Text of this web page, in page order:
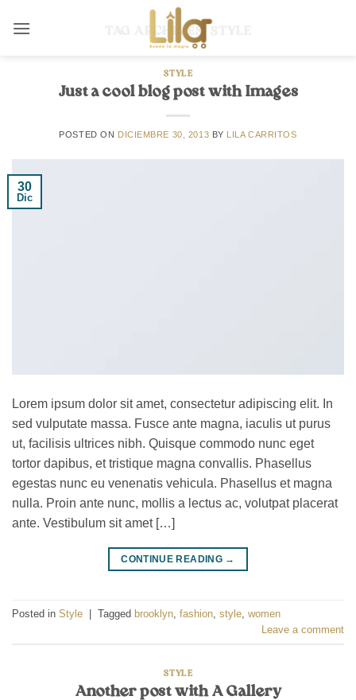
TAG ARCHIVES:
STYLE
Just a cool blog post with Images
POSTED ON DICIEMBRE 30, 2013 BY LILA CARRITOS
30
Dic
Lorem ipsum dolor sit amet, consectetur adipiscing elit. In
sed vulputate massa. Fusce ante magna, iaculis ut purus
ut, facilisis ultrices nibh. Quisque commodo nunc eget
tortor dapibus, et tristique magna convallis. Phasellus
egestas nunc eu venenatis vehicula. Phasellus et magna
nulla. Proin ante nunc, mollis a lectus ac, volutpat placerat
ante. Vestibulum sit amet […]
CONTINUE READING →
Posted in Style | Tagged brooklyn fashion style women
Leave a comment
STYLE
Another post with A Gallery